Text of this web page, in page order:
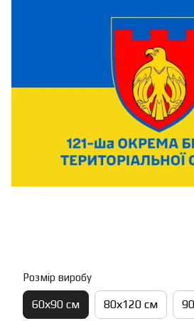
Розмір виробу
60х90 см 80х120 см